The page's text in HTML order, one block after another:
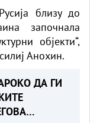
близу до
започнала
објекти“,
Анохин.
ДА ГИ